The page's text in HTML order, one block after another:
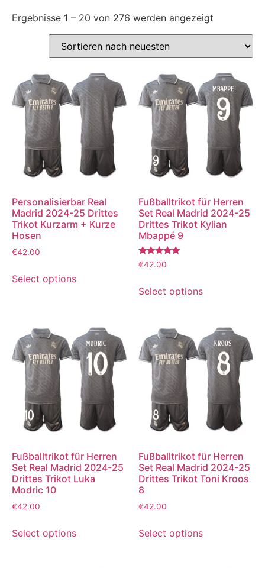
Ergebnisse 1 – 20 von 276 werden angezeigt
Personalisierbar Real
Madrid 2024-25 Drittes
Trikot Kurzarm + Kurze
Hosen
€42.00
Select options
Fußballtrikot für Herren
Set Real Madrid 2024-25
Drittes Trikot Kylian
Mbappé 9
Bewertet
mit
€42.00
Select options
Fußballtrikot für Herren
Set Real Madrid 2024-25
Drittes Trikot Luka
Modric 10
€42.00
Select options
Fußballtrikot für Herren
Set Real Madrid 2024-25
Drittes Trikot Toni Kroos
8
€42.00
Select options